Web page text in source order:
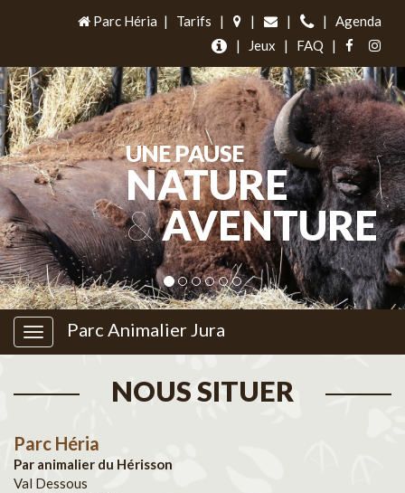
Parc Héria | Tarifs | | | |
Agenda
|
Jeux | FAQ |
UNE PAUSE
NATURE
&AVENTURE
Parc Animalier Jura
NOUS SITUER
Parc Héria
Par animalier du Hérisson
Val Dessous